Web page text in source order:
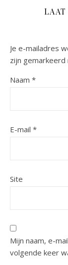
LAAT
Je e-mailadres
zijn
Naam *
E-mail *
Site
Mijn naam, e-
volgende keer